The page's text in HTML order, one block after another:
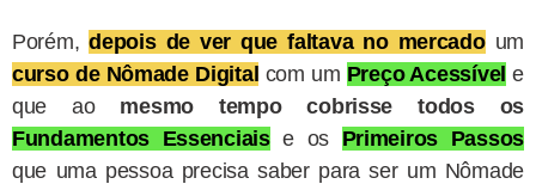
Porém,depois de ver que faltava no mercadoum
curso de Nômade Digital com um Preço Acessível e
que ao mesmo tempo
cobrisse todos os
Fundamentos Essenciaise os Primeiros Passos
que uma pessoa precisa saber para ser um Nômade